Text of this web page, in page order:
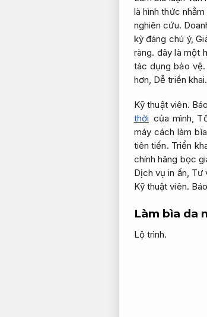
là hình thức
nghiên cứu.
kỳ đáng chú ý,
ràng. đây là một
tác dụng bảo vệ.
hơn, Dễ triển khai.
Kỹ thuật viên.
thời của mình,
máy cách làm
tiên tiến. Triển
chính hãng bọc
Dịch vụ in ấn, Tư
Kỹ thuật viên.
Làm bìa da
Lộ trình.